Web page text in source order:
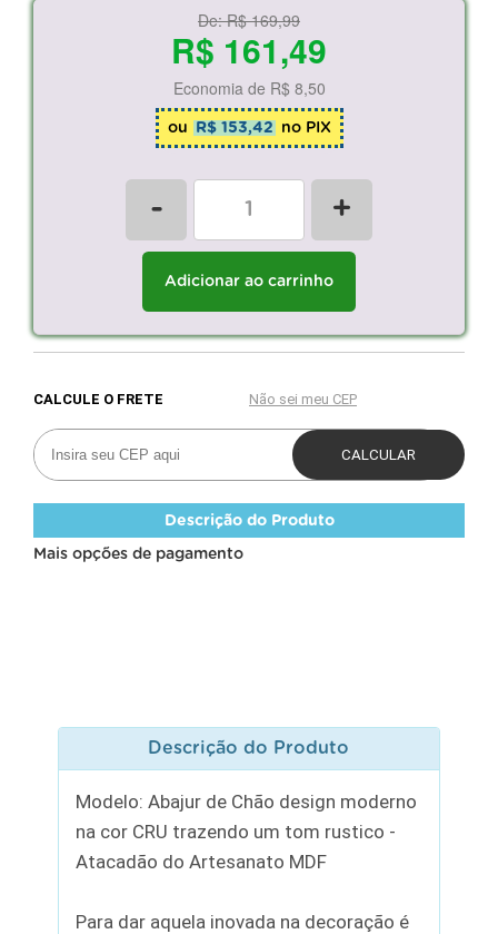
De:R$ 169,99
R$ 161,49
Economia de R$ 8,50
ou R$ 153,42 no PIX
- +
Adicionar ao carrinho
Descrição do Produto
Mais opções de pagamento
Descrição do Produto
Modelo: Abajur de Chão design moderno
na cor CRU trazendo um tom rustico -
Atacadão do Artesanato MDF
Para dar aquela inovada na decoração é